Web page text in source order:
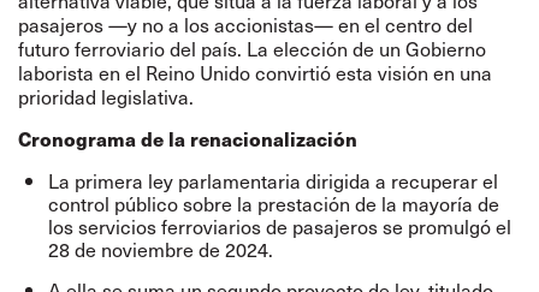
pasajeros —y no a los accionistas— en el centro del
futuro ferroviario del país. La elección de un Gobierno
laborista en el Reino Unido convirtió esta visión en una
prioridad legislativa.
Cronograma de la renacionalización
La primera ley parlamentaria dirigida a recuperar el
control público sobre la prestación de la mayoría de
los servicios ferroviarios de pasajeros se promulgó el
28 de noviembre de 2024.